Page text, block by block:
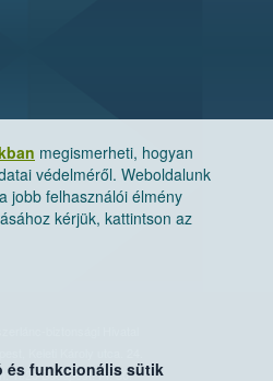
megismerheti, hogyan
védelméről. Weboldalunk
jobb felhasználói élmény
kérjük, kattintson az
és funkcionális sütik
biztonsági Hivatal
1525 Budapest. Pf. 30.